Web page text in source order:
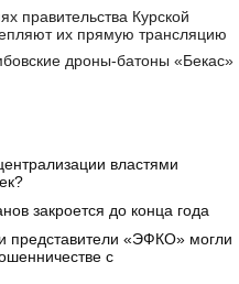
правительства Курской
их прямую трансляцию
дроны-батоны «Бекас»
властями
закроется до конца года
представители «ЭФКО» могли
с